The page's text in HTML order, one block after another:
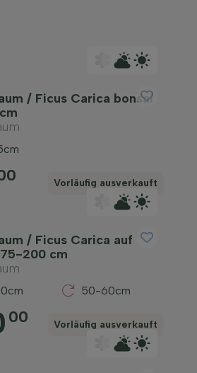
/ Ficus Carica bonsai
Vorläufig ausverkauft
/ Ficus Carica auf
200 cm
50-60cm
00 Vorläufig ausverkauft